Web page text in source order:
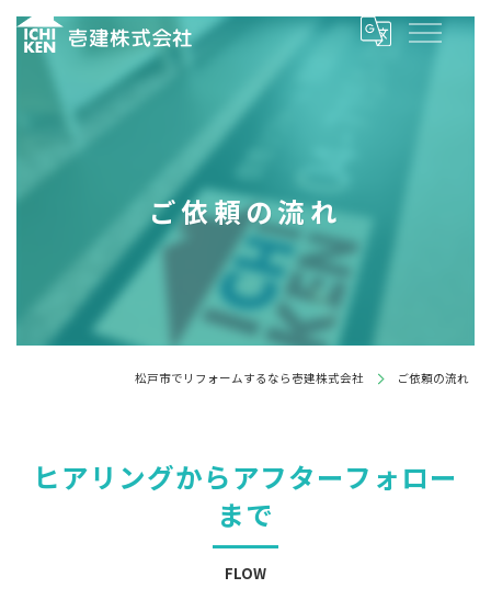
ご依頼の流れ
松戸市でリフォームするなら壱建株式会社 ご依頼の流れ
ヒアリングからアフターフォロー
まで
FLOW